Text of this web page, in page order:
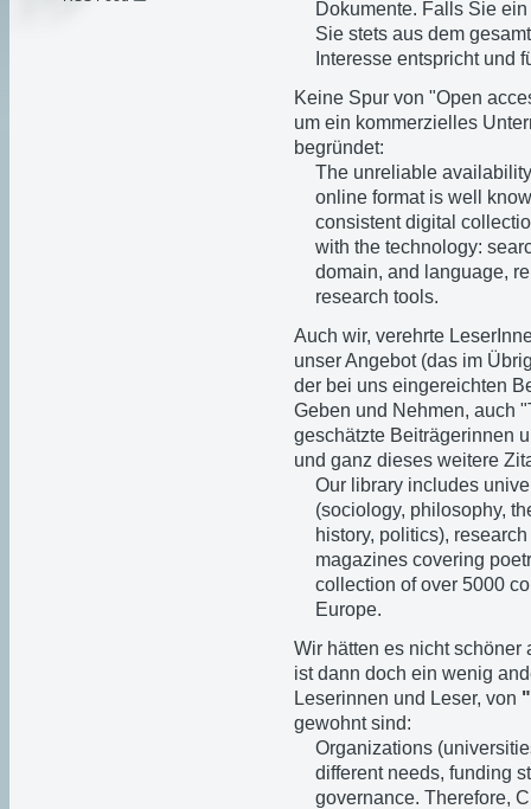
Dokumente. Falls Sie
Sie stets aus dem
Interesse entspricht und
Keine Spur von "Open
um ein kommerzielles
begründet:
The unreliable
online format is well
consistent digital
with the technology:
domain, and language,
research tools.
Auch wir, verehrte
unser Angebot (das im
der bei uns eingereichten
Geben und Nehmen, auch
geschätzte Beiträgerinnen
und ganz dieses weitere
Our library includes
(sociology, philosophy,
history, politics),
magazines covering
collection of over 5000
Europe.
Wir hätten es nicht schöner
ist dann doch ein wenig
Leserinnen und Leser, von
gewohnt sind:
Organizations
different needs, funding
governance. Therefore,